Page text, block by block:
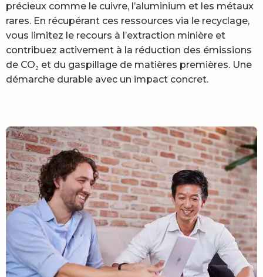
précieux comme le cuivre, l’aluminium et les métaux
rares. En récupérant ces ressources via le recyclage,
vous limitez le recours à l’extraction minière et
contribuez activement à la réduction des émissions
de CO₂ et du gaspillage de matières premières. Une
démarche durable avec un impact concret.